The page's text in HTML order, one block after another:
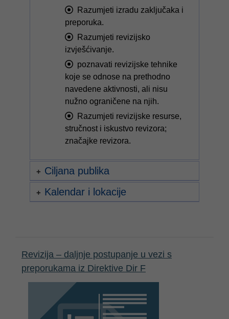
Razumjeti izradu zaključaka i
preporuka.
Razumjeti revizijsko
izvješćivanje.
poznavati revizijske tehnike
koje se odnose na prethodno
navedene aktivnosti, ali nisu
nužno ograničene na njih.
Razumjeti revizijske resurse,
stručnost i iskustvo revizora;
značajke revizora.
Ciljana publika
Kalendar i lokacije
Revizija – daljnje postupanje u vezi s
preporukama iz Direktive Dir F